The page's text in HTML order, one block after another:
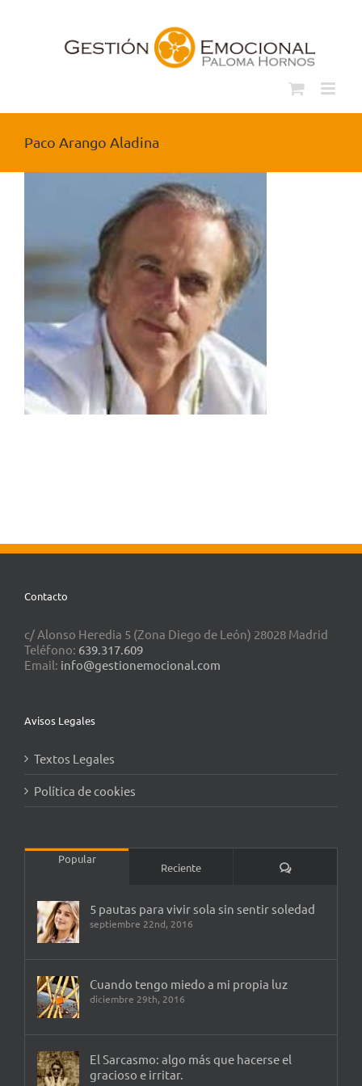
Paco Arango Aladina
Contacto
c/ Alonso Heredia 5 (Zona Diego de León) 28028 Madrid
Teléfono: 639.317.609
Email: info@gestionemocional.com
Avisos Legales
Textos Legales
Política de cookies
Popular
Reciente Comentarios
5 pautas para vivir sola sin sentir soledad
septiembre 22nd, 2016
Cuando tengo miedo a mi propia luz
diciembre 29th, 2016
El Sarcasmo: algo más que hacerse el
gracioso e irritar.